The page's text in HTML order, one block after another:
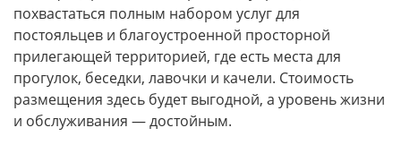
похвастаться полным набором услуг для
постояльцев и благоустроенной просторной
прилегающей территорией, где есть места для
прогулок, беседки, лавочки и качели. Стоимость
размещения здесь будет выгодной, а уровень жизни
и обслуживания — достойным.